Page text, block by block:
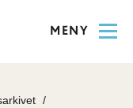
MENY